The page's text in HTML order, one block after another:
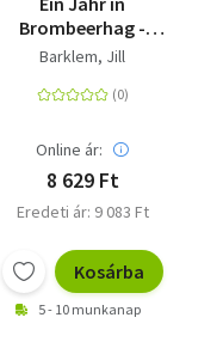
Brombeerhag -
Liebevoll neu
des beliebten
Schubers
Barklem, Jill
Online ár:
8 629 Ft
Eredeti ár: 9 083 Ft
Kosárba
5 - 10 munkanap